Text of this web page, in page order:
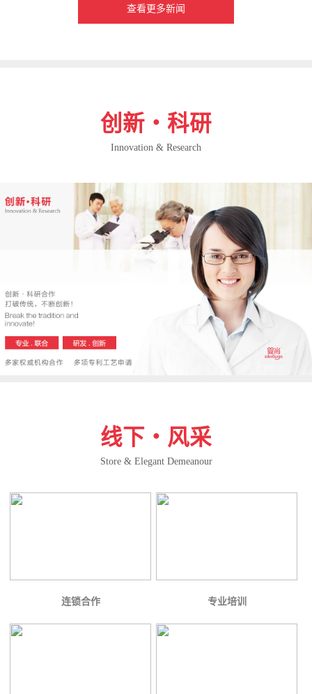
查看更多新闻
创新・科研
Innovation & Research
线下・风采
Store & Elegant Demeanour
连锁合作 专业培训